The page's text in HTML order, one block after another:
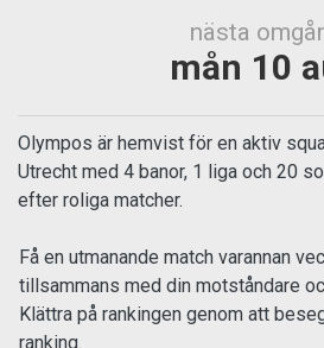
nästa
mån 10
Olympos är hemvist för en aktiv
Utrecht med 4 banor, 1 liga och 20
efter roliga matcher.
Få en utmanande match varannan
tillsammans med din motståndare
Klättra på rankingen genom att
ranking.